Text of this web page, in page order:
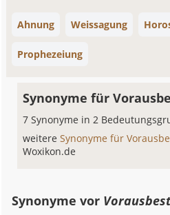
Ahnung Weissagung
Prophezeiung
Synonyme für
7 Synonyme in 2
weitereSynonyme für
Woxikon.de
Synonyme vor